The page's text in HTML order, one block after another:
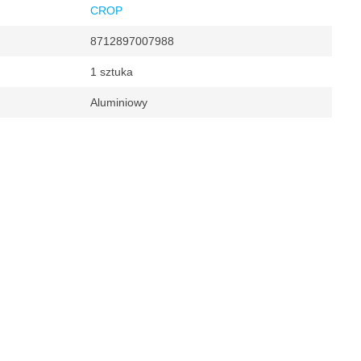
CROP
8712897007988
1 sztuka
Aluminiowy